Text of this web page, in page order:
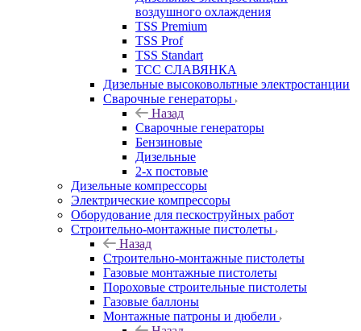
воздушного охлаждения
TSS Premium
TSS Prof
TSS Standart
ТСС СЛАВЯНКА
Дизельные высоковольтные электростанции
Сварочные генераторы
Назад
Сварочные генераторы
Бензиновые
Дизельные
2-х постовые
Дизельные компрессоры
Электрические компрессоры
Оборудование для пескоструйных работ
Строительно-монтажные пистолеты
Назад
Строительно-монтажные пистолеты
Газовые монтажные пистолеты
Пороховые строительные пистолеты
Газовые баллоны
Монтажные патроны и дюбели